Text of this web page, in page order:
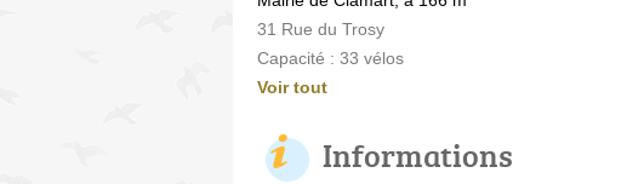
31 Rue du Trosy
Capacité : 33 vélos
Voir tout
Informations